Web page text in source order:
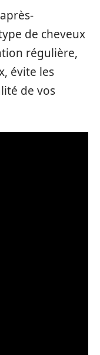
de cheveux
régulière,
évite les
de vos